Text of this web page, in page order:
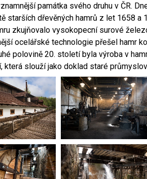
památka svého druhu v ČR.
starších dřevěných hamrů z let 1658 a
zkujňovalo vysokopecní surové
ocelářské technologie přešel hamr
polovině 20. století byla výroba v
slouží jako doklad staré